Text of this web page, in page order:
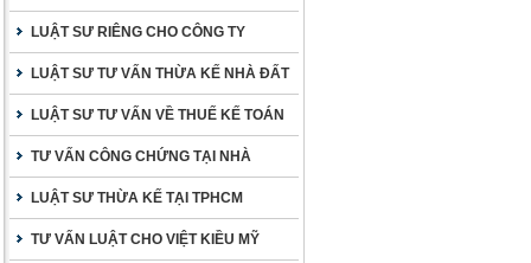
LUẬT SƯ RIÊNG CHO CÔNG TY
LUẬT SƯ TƯ VẤN THỪA KẾ NHÀ ĐẤT
LUẬT SƯ TƯ VẤN VỀ THUẾ KẾ TOÁN
TƯ VẤN CÔNG CHỨNG TẠI NHÀ
LUẬT SƯ THỪA KẾ TẠI TPHCM
TƯ VẤN LUẬT CHO VIỆT KIỀU MỸ